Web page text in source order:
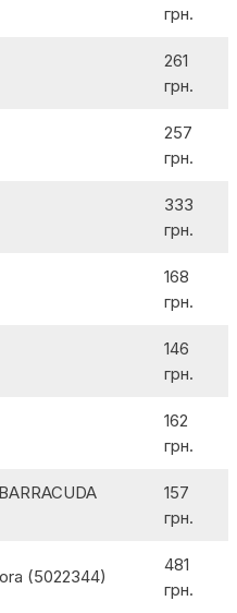
грн.
261
грн.
257
грн.
333
грн.
168
грн.
146
грн.
162
грн.
157
грн.
(5022344)
481
грн.